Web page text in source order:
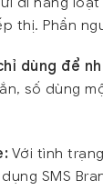
thị. Phần
dùng để
số dùng
Với tình
SMS